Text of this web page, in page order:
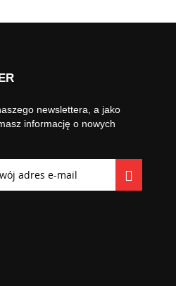
newslettera, a jako
informację o nowych